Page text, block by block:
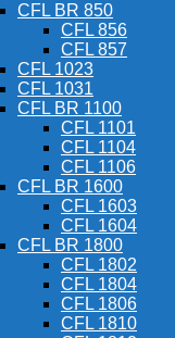
CFL BR 850
CFL 856
CFL 857
CFL 1023
CFL 1031
CFL BR 1100
CFL 1101
CFL 1104
CFL 1106
CFL BR 1600
CFL 1603
CFL 1604
CFL BR 1800
CFL 1802
CFL 1804
CFL 1806
CFL 1810